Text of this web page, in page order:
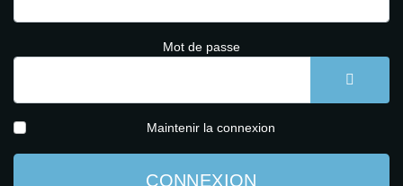
Mot de passe
Maintenir la connexion
CONNEXION